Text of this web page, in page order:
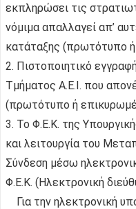
εκπληρώσει τις
νόμιμα απαλλαγεί απ’
κατάταξης (πρωτότυπο
2. Πιστοποιητικό
Τμήματος Α.Ε.Ι. που
(πρωτότυπο ή
3. Το Φ.Ε.Κ. της
και λειτουργία του
Σύνδεση μέσω
Φ.Ε.Κ. (Ηλεκτρονική
Για την ηλεκτρονική